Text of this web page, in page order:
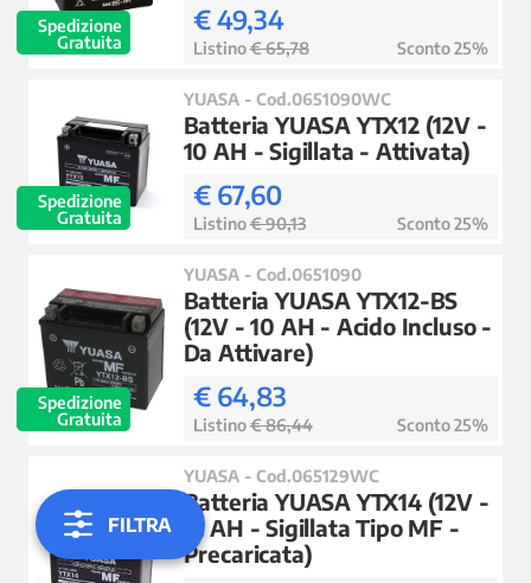
FILTRA
Spedizione
Gratuita
€ 49,34
Listino€ 65,78 Sconto 25%
Spedizione
Gratuita
YUASA - Cod.0651090WC
Batteria YUASA YTX12 (12V -
10 AH - Sigillata - Attivata)
€ 67,60
Listino€ 90,13 Sconto 25%
Spedizione
Gratuita
YUASA - Cod.0651090
Batteria YUASA YTX12-BS
(12V - 10 AH - Acido Incluso -
Da Attivare)
€ 64,83
Listino€ 86,44 Sconto 25%
YUASA - Cod.065129WC
Batteria YUASA YTX14 (12V -
12 AH - Sigillata Tipo MF -
Precaricata)